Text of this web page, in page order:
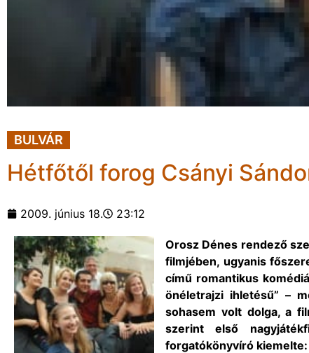
BULVÁR
Hétfőtől forog Csányi
2009. június 18. 23:12
Orosz Dénes rendező
filmjében, ugyanis
című romantikus
önéletrajzi ihletésű” –
sohasem volt dolga, a
szerint első
forgatókönyvíró